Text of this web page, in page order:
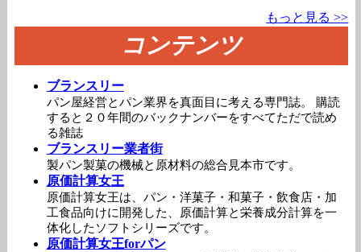
もっと見る >>
コンテンツ
ブランスリー
パン屋経営とパン業界を真面目に考える専門誌。 購読
すると２０年間のバックナンバーをすべてただで読め
る雑誌
ブランスリー業者街
製パン製菓の機械と原材料の総合見本市です。
原価計算女王
原価計算女王は、パン・洋菓子・和菓子・飲食店・加
工食品向けに開発した、原価計算と栄養成分計算を一
体化したソフトシリーズです。
原価計算女王forパン